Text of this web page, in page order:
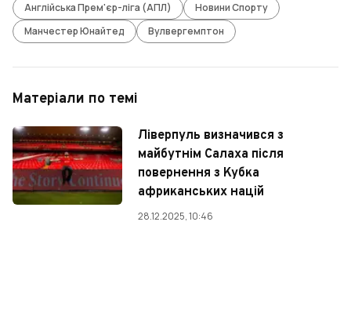
Англійська Прем'єр-ліга (АПЛ)
Новини Спорту
Манчестер Юнайтед
Вулвергемптон
Матеріали по темі
Ліверпуль визначився з
майбутнім Салаха після
повернення з Кубка
африканських націй
28.12.2025, 10:46